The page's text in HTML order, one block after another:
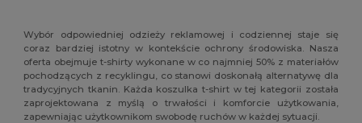
Wybór odpowiedniej odzieży reklamowej i codziennej staje się
coraz bardziej istotny w kontekście ochrony środowiska. Nasza
oferta obejmuje t-shirty wykonane w co najmniej 50% z materiałów
pochodzących z recyklingu, co stanowi doskonałą alternatywę dla
tradycyjnych tkanin. Każda koszulka t-shirt w tej kategorii została
zaprojektowana z myślą o trwałości i komforcie użytkowania,
zapewniając użytkownikom swobodę ruchów w każdej sytuacji.